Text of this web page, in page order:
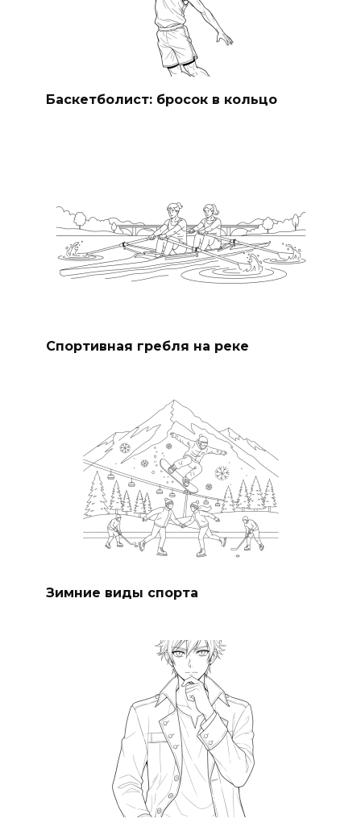
Баскетболист: бросок в кольцо
Спортивная гребля на реке
Зимние виды спорта